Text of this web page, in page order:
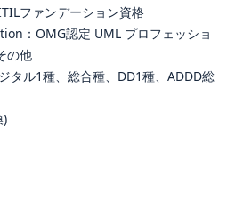
ファンデーション資格
：OMG認定 UML プロフェッショ
の他
タル1種、総合種、DD1種、ADDD総
)